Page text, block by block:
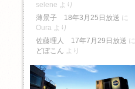
selene より
薄景子 18年3月25日放送 に
Oura より
佐藤理人 17年7月29日放送 に
どぼこん より